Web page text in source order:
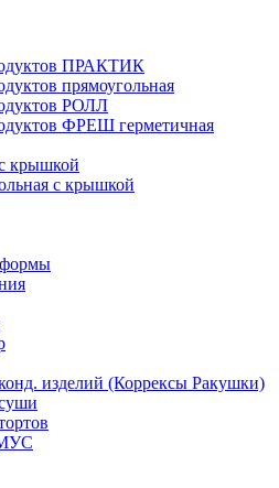
ПРАКТИК
прямоугольная
РОЛЛ
ФРЕШ герметичная
крышкой
с крышкой
изделий (Коррексы Ракушки)